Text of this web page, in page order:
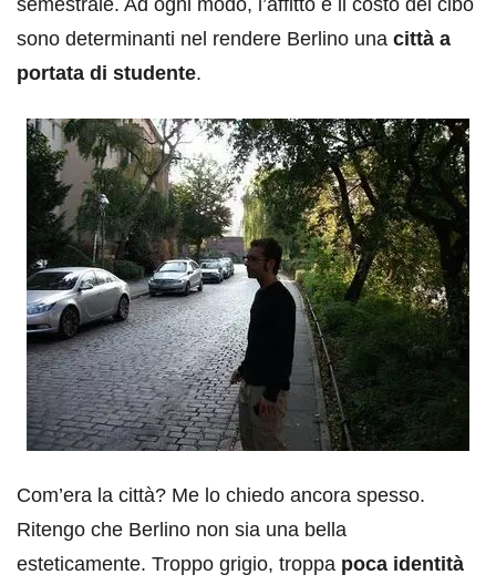
sono determinanti nel rendere Berlino una città a
portata di studente.
Com’era la città? Me lo chiedo ancora spesso.
Ritengo che Berlino non sia una bella
esteticamente. Troppo grigio, troppa poca identità